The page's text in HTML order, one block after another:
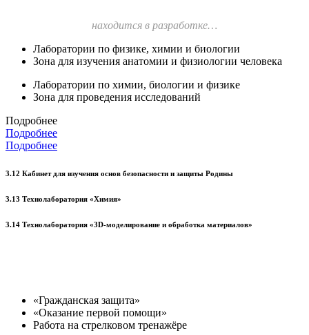
находится в разработке…
Лаборатории по физике, химии и биологии
Зона для изучения анатомии и физиологии человека
Лаборатории по химии, биологии и физике
Зона для проведения исследований
Подробнее
Подробнее
Подробнее
3.12 Кабинет для изучения основ безопасности и защиты Родины
3.13 Технолаборатория «Химия»
3.14 Технолаборатория «3D-моделирование и обработка материалов»
«Гражданская защита»
«Оказание первой помощи»
Работа на стрелковом тренажёре